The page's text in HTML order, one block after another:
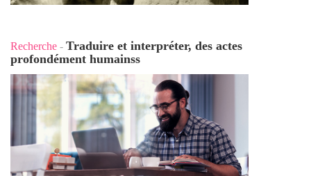
Recherche - Traduire et interpréter, des actes
profondément humainss